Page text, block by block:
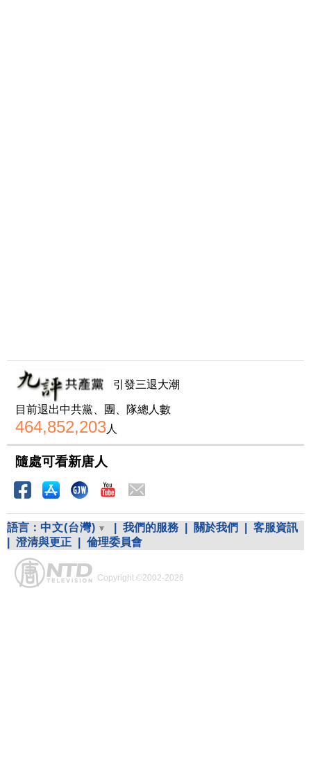
引發三退大潮
目前退出中共黨、團、隊總人數
464,852,203人
隨處可看新唐人
語言： 中文(台灣) 我們的服務 關於我們
客服資訊
澄清與更正 倫理委員會
Copyright ©2002-2026